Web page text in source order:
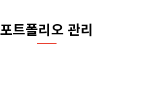
포트폴리오 관리